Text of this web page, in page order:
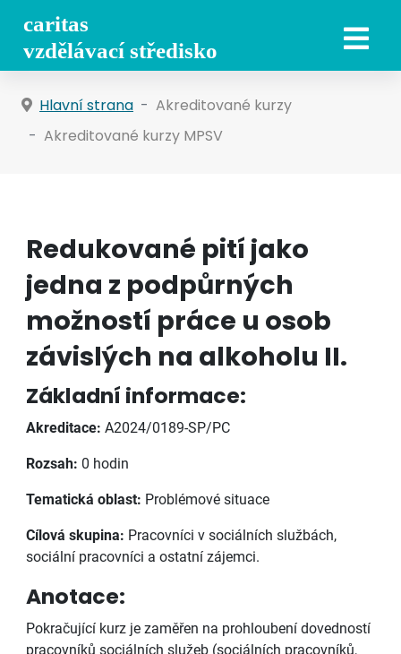
Hlavní strana
Akreditované kurzy
Akreditované kurzy MPSV
Redukované pití jako
jedna z podpůrných
možností práce u osob
závislých na alkoholu II.
Základní informace:
Akreditace: A2024/0189-SP/PC
Rozsah: 0 hodin
Tematická oblast: Problémové situace
Cílová skupina: Pracovníci v sociálních službách,
sociální pracovníci a ostatní zájemci.
Anotace:
Pokračující kurz je zaměřen na prohloubení dovedností
pracovníků sociálních služeb (sociálních pracovníků,